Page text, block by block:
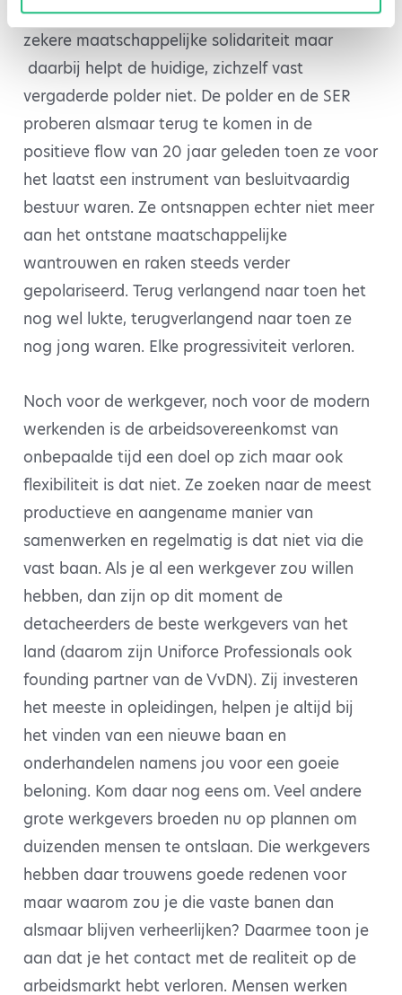
rechtsgelijkheid en voor de organisatie van een
zekere maatschappelijke solidariteit maar
daarbij helpt de huidige, zichzelf vast
vergaderde polder niet. De polder en de SER
proberen alsmaar terug te komen in de
positieve flow van 20 jaar geleden toen ze voor
het laatst een instrument van besluitvaardig
bestuur waren. Ze ontsnappen echter niet meer
aan het ontstane maatschappelijke
wantrouwen en raken steeds verder
gepolariseerd. Terug verlangend naar toen het
nog wel lukte, terugverlangend naar toen ze
nog jong waren. Elke progressiviteit verloren.
Noch voor de werkgever, noch voor de modern
werkenden is de arbeidsovereenkomst van
onbepaalde tijd een doel op zich maar ook
flexibiliteit is dat niet. Ze zoeken naar de meest
productieve en aangename manier van
samenwerken en regelmatig is dat niet via die
vast baan. Als je al een werkgever zou willen
hebben, dan zijn op dit moment de
detacheerders de beste werkgevers van het
land (daarom zijn Uniforce Professionals ook
founding partner van de VvDN). Zij investeren
het meeste in opleidingen, helpen je altijd bij
het vinden van een nieuwe baan en
onderhandelen namens jou voor een goeie
beloning. Kom daar nog eens om. Veel andere
grote werkgevers broeden nu op plannen om
duizenden mensen te ontslaan. Die werkgevers
hebben daar trouwens goede redenen voor
maar waarom zou je die vaste banen dan
alsmaar blijven verheerlijken? Daarmee toon je
aan dat je het contact met de realiteit op de
arbeidsmarkt hebt verloren. Mensen werken